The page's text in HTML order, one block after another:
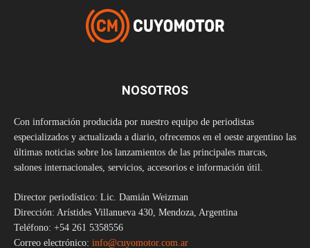
NOSOTROS
Con información producida por nuestro equipo de periodistas
especializados y actualizada a diario, ofrecemos en el oeste argentino las
últimas noticias sobre los lanzamientos de las principales marcas,
salones internacionales, servicios, accesorios e información útil.
Director periodístico: Lic. Damián Weizman
Dirección: Arístides Villanueva 430, Mendoza, Argentina
Teléfono: +54 261 5358556
Correo electrónico: info@cuyomotor.com.ar